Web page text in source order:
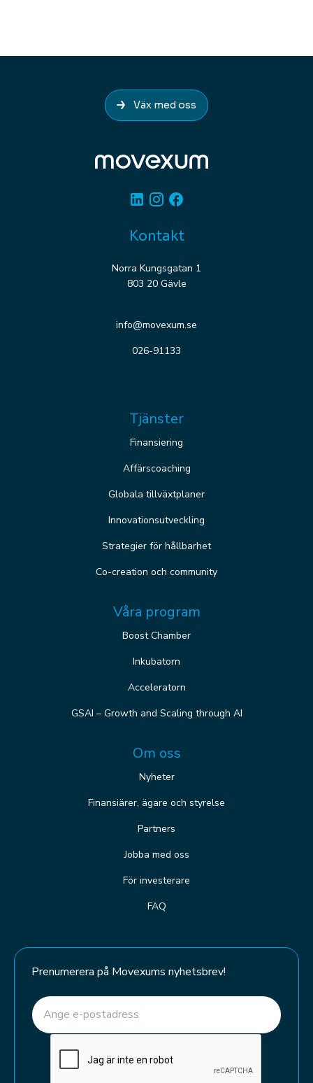
Väx med oss
LinkedinInstagram
Kontakt
Norra Kungsgatan 1
803 20 Gävle
info@movexum.se
026-91133
Tjänster
Finansiering
Affärscoaching
Globala tillväxtplaner
Innovationsutveckling
Strategier för hållbarhet
Co-creation och community
Våra program
Boost Chamber
Inkubatorn
Acceleratorn
GSAI – Growth and Scaling through AI
Om oss
Nyheter
Finansiärer, ägare och styrelse
Partners
Jobba med oss
För investerare
FAQ
Prenumerera på Movexums nyhetsbrev!
E-post